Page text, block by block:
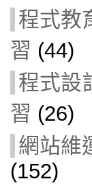
程式教
習 (44)
程式設
習 (26)
網站維
(152)